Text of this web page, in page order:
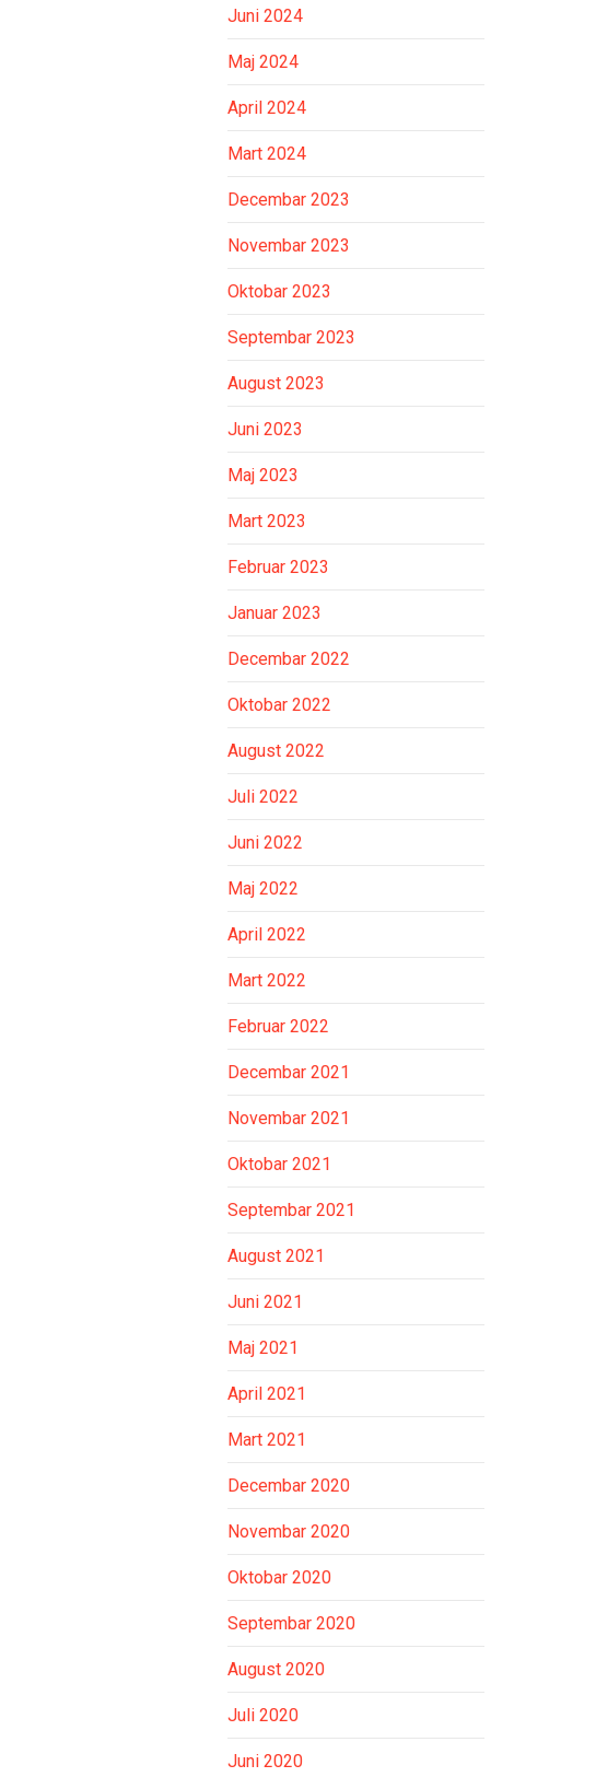
Juni 2024
Maj 2024
April 2024
Mart 2024
Decembar 2023
Novembar 2023
Oktobar 2023
Septembar 2023
August 2023
Juni 2023
Maj 2023
Mart 2023
Februar 2023
Januar 2023
Decembar 2022
Oktobar 2022
August 2022
Juli 2022
Juni 2022
Maj 2022
April 2022
Mart 2022
Februar 2022
Decembar 2021
Novembar 2021
Oktobar 2021
Septembar 2021
August 2021
Juni 2021
Maj 2021
April 2021
Mart 2021
Decembar 2020
Novembar 2020
Oktobar 2020
Septembar 2020
August 2020
Juli 2020
Juni 2020